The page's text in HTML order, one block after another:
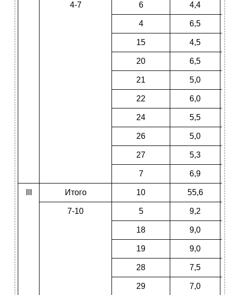
4-7 6 4,4
4 6,5
15 4,5
20 6,5
21 5,0
22 6,0
24 5,5
26 5,0
27 5,3
7 6,9
Итого 10 55,6
7-10 5 9,2
18 9,0
19 9,0
28 7,5
29 7,0